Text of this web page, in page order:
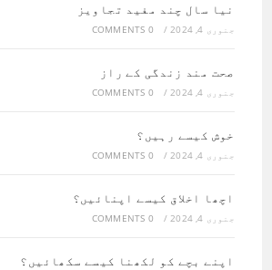
نیا سال چند مفید تجاویز
جنوری 4, 2024 /
0 COMMENTS
صحت مند زندگی کے راز
جنوری 4, 2024 /
0 COMMENTS
خوش کیسے رہیں؟
جنوری 4, 2024 /
0 COMMENTS
اچھا اخلاق کیسے اپنائیں؟
جنوری 4, 2024 /
0 COMMENTS
اپنے بچے کو لکھنا کیسے سکھائیں؟